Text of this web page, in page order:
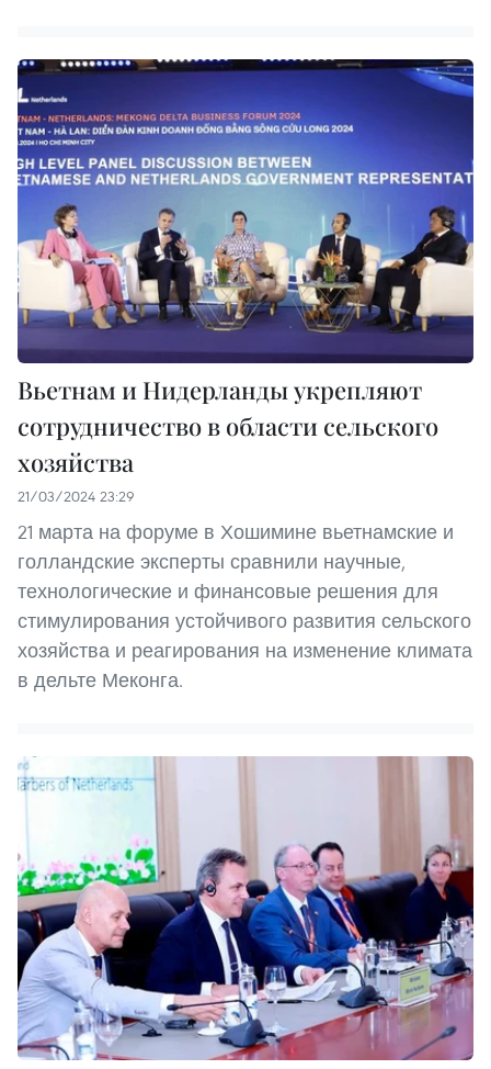
Вьетнам и Нидерланды укрепляют
сотрудничество в области сельского
хозяйства
21/03/2024 23:29
21 марта на форуме в Хошимине вьетнамские и
голландские эксперты сравнили научные,
технологические и финансовые решения для
стимулирования устойчивого развития сельского
хозяйства и реагирования на изменение климата
в дельте Меконга.